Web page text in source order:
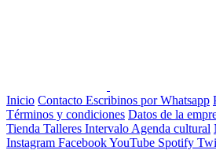
Inicio Contacto Escribinos por Whatsapp
Términos y condiciones Datos de la
Tienda Talleres Intervalo Agenda cultural
Instagram FacebookYouTube Spotify